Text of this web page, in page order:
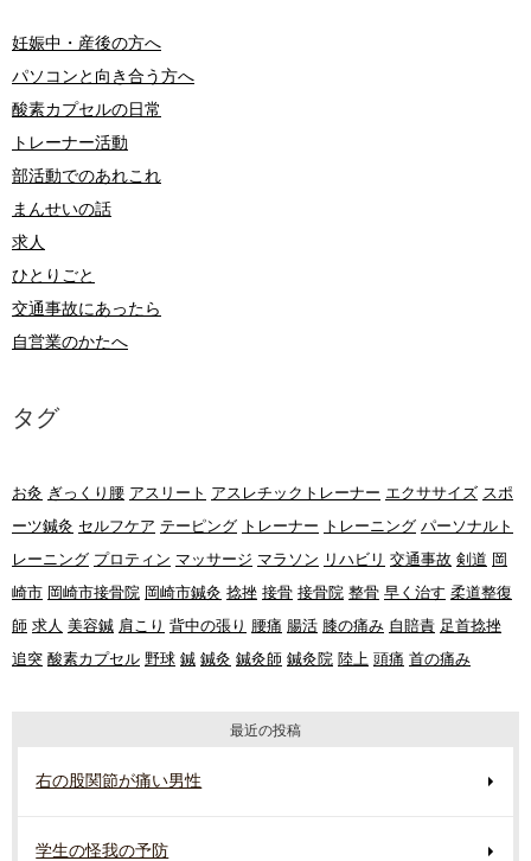
妊娠中・産後の方へ
パソコンと向き合う方へ
酸素カプセルの日常
トレーナー活動
部活動でのあれこれ
まんせいの話
求人
ひとりごと
交通事故にあったら
自営業のかたへ
タグ
お灸 ぎっくり腰 アスリート アスレチックトレーナー エクササイズ スポ
ーツ鍼灸 セルフケア テーピング トレーナー トレーニング パーソナルト
レーニング プロティン マッサージ マラソン リハビリ 交通事故 剣道 岡
崎市 岡崎市接骨院 岡崎市鍼灸 捻挫 接骨 接骨院 整骨 早く治す 柔道整復
師 求人 美容鍼 肩こり 背中の張り 腰痛 腸活 膝の痛み 自賠責 足首捻挫
追突 酸素カプセル 野球 鍼 鍼灸 鍼灸師 鍼灸院 陸上 頭痛 首の痛み
最近の投稿
右の股関節が痛い男性
学生の怪我の予防